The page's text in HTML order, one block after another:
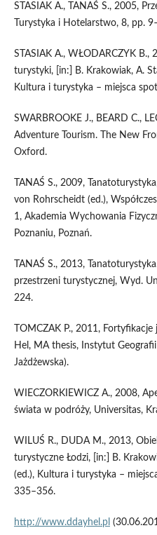
STASIAK A., TANAŚ S., 2005,
Turystyka i Hotelarstwo, 8, pp.
STASIAK A., WŁODARCZYK
turystyki, [in:] B. Krakowiak, A.
Kultura i turystyka – miejsca
SWARBROOKE J., BEARD C.,
Adventure Tourism. The New
Oxford.
TANAŚ S., 2009,
von Rohrscheidt (ed.),
1, Akademia Wychowania
Poznaniu, Poznań.
TANAŚ S., 2013,
przestrzeni turystycznej, Wyd.
224.
TOMCZAK P., 2011,
Hel, MA thesis, Instytut
Jażdżewska).
WIECZORKIEWICZ A., 2008,
świata w podróży, Universitas,
WILUŚ R., DUDA M., 2013,
turystyczne Łodzi, [in:] B.
(ed.), Kultura i turystyka –
335–356.
http://www.ddayhel.pl